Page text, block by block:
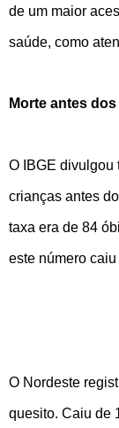
de um maior
saúde, como
Morte antes
O IBGE divulgou
crianças antes
taxa era de 84
este número
O Nordeste
quesito. Caiu de